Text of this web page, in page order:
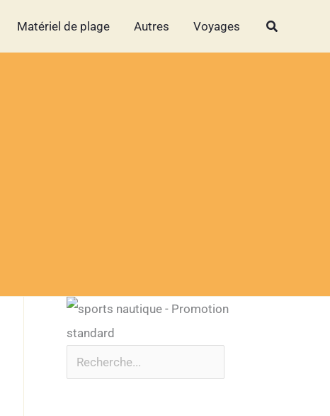
Matériel de plage Autres Voyages Rechercher